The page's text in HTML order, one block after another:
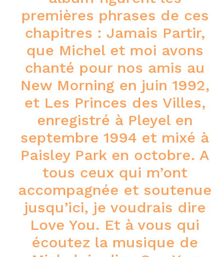
premières phrases de ces
chapitres : Jamais Partir,
que Michel et moi avons
chanté pour nos amis au
New Morning en juin 1992,
et Les Princes des Villes,
enregistré à Pleyel en
septembre 1994 et mixé à
Paisley Park en octobre. A
tous ceux qui m’ont
accompagnée et soutenue
jusqu’ici, je voudrais dire
Love You. Et à vous qui
écoutez la musique de